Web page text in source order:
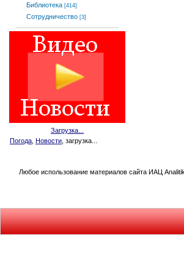
Библиотека [414]
Сотрудничество [3]
Загрузка...
Погода Новости , загрузка...
Любое использование материалов сайта ИАЦ